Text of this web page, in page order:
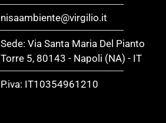
nisaambiente@virgilio.it
Sede: Via Santa Maria Del Pianto
Torre 5, 80143 - Napoli (NA) - IT
P.iva: IT10354961210